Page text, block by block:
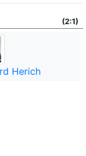
(2:1)
Herich